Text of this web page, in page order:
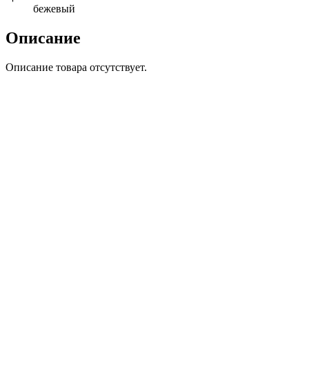
бежевый
Описание
Описание товара отсутствует.